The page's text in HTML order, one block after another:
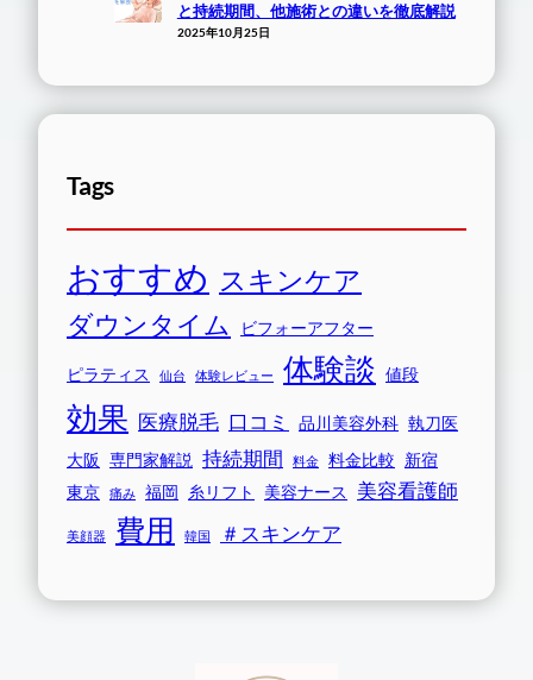
と持続期間、他施術との違いを徹底解説
2025年10月25日
Tags
おすすめ スキンケア
ダウンタイム ビフォーアフター
ピラティス 仙台 体験レビュー 体験談 値段
効果 医療脱毛 口コミ 品川美容外科 執刀医
大阪 専門家解説 持続期間 料金 料金比較 新宿
東京
痛み 福岡 糸リフト 美容ナース 美容看護師
美顔器 費用 韓国 ＃スキンケア